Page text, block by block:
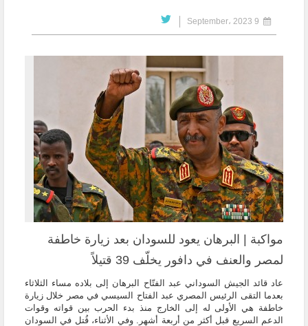
مواكبة | البرهان يعود للسودان بعد زيارة خاطفة
لمصر والعنف في دافور يخلّف 39 قتيلاً
عاد قائد الجيش السوداني عبد الفتّاح البرهان إلى بلاده مساء الثلاثاء
بعدما التقى الرئيس المصري عبد الفتاح السيسي في مصر خلال زيارة
خاطفة هي الأولى له إلى الخارج منذ بدء الحرب بين قواته وقوات
الدعم السريع قبل أكثر من أربعة أشهر. وفي الأثناء، قُتل في السودان